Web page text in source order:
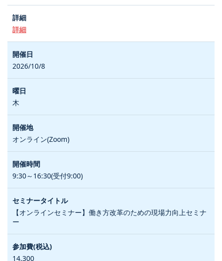
詳細
2026/10/8
木
オンライン(Zoom)
9:30～16:30(受付9:00)
【オンラインセミナー】働き方改革のための現場力向上セミナ
ー
14,300